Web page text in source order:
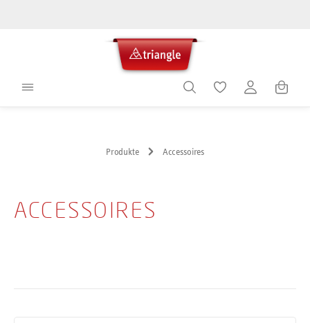
Produkte Accessoires
ACCESSOIRES